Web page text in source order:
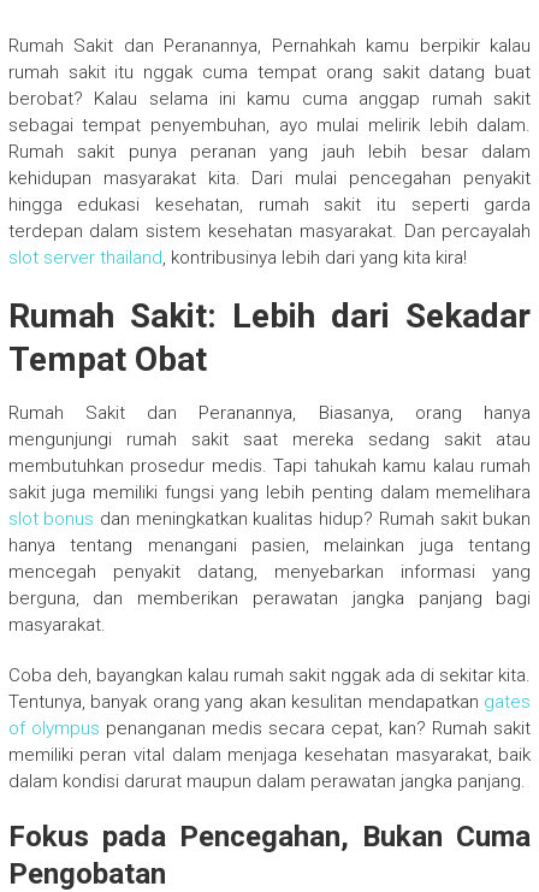
Rumah Sakit dan Peranannya, Pernahkah kamu berpikir kalau
rumah sakit itu nggak cuma tempat orang sakit datang buat
berobat? Kalau selama ini kamu cuma anggap rumah sakit
sebagai tempat penyembuhan, ayo mulai melirik lebih dalam.
Rumah sakit punya peranan yang jauh lebih besar dalam
kehidupan masyarakat kita. Dari mulai pencegahan penyakit
hingga edukasi kesehatan, rumah sakit itu seperti garda
terdepan dalam sistem kesehatan masyarakat. Dan percayalah
slot server thailand, kontribusinya lebih dari yang kita kira!
Rumah Sakit: Lebih dari Sekadar
Tempat Obat
Rumah Sakit dan Peranannya, Biasanya, orang hanya
mengunjungi rumah sakit saat mereka sedang sakit atau
membutuhkan prosedur medis. Tapi tahukah kamu kalau rumah
sakit juga memiliki fungsi yang lebih penting dalam memelihara
slot bonus dan meningkatkan kualitas hidup? Rumah sakit bukan
hanya tentang menangani pasien, melainkan juga tentang
mencegah penyakit datang, menyebarkan informasi yang
berguna, dan memberikan perawatan jangka panjang bagi
masyarakat.
Coba deh, bayangkan kalau rumah sakit nggak ada di sekitar kita.
Tentunya, banyak orang yang akan kesulitan mendapatkan gates
of olympus penanganan medis secara cepat, kan? Rumah sakit
memiliki peran vital dalam menjaga kesehatan masyarakat, baik
dalam kondisi darurat maupun dalam perawatan jangka panjang.
Fokus pada Pencegahan, Bukan Cuma
Pengobatan